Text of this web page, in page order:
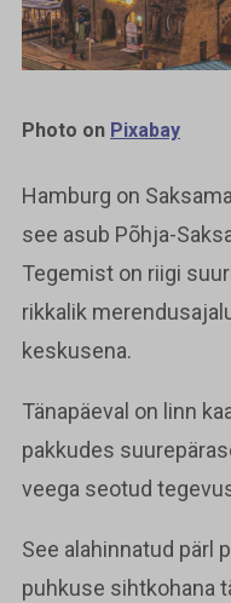
Photo on Pixabay
Hamburg on
see asub Põhja-
Tegemist on riigi
rikkalik
keskusena.
Tänapäeval on linn
pakkudes
veega seotud
See alahinnatud pärl
puhkuse sihtkohana